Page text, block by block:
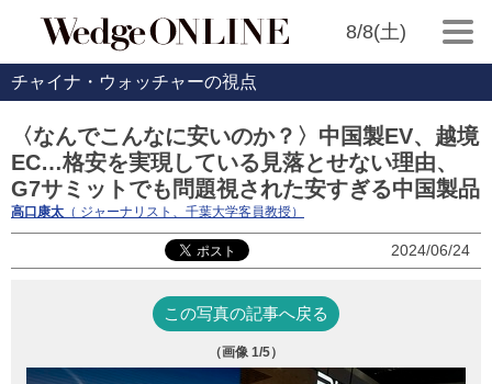
8/8(土)
チャイナ・ウォッチャーの視点
〈なんでこんなに安いのか？〉中国製EV、越境
EC…格安を実現している見落とせない理由、
G7サミットでも問題視された安すぎる中国製品
高口康太 （ ジャーナリスト、千葉大学客員教授）
2024/06/24
この写真の記事へ戻る
（画像 1/5）